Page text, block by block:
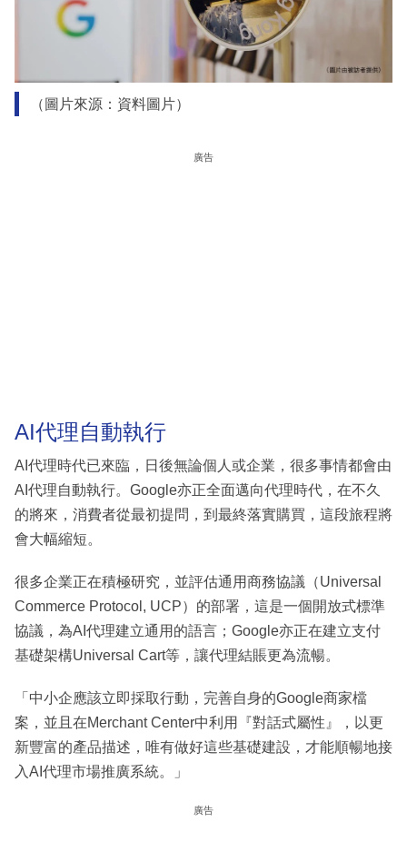
（圖片來源：資料圖片）
廣告
AI代理自動執行
AI代理時代已來臨，日後無論個人或企業，很多事情都會由
AI代理自動執行。Google亦正全面邁向代理時代，在不久
的將來，消費者從最初提問，到最終落實購買，這段旅程將
會大幅縮短。
很多企業正在積極研究，並評估通用商務協議（Universal
Commerce Protocol, UCP）的部署，這是一個開放式標準
協議，為AI代理建立通用的語言；Google亦正在建立支付
基礎架構Universal Cart等，讓代理結賬更為流暢。
「中小企應該立即採取行動，完善自身的Google商家檔
案，並且在Merchant Center中利用『對話式屬性』，以更
新豐富的產品描述，唯有做好這些基礎建設，才能順暢地接
入AI代理市場推廣系統。」
廣告